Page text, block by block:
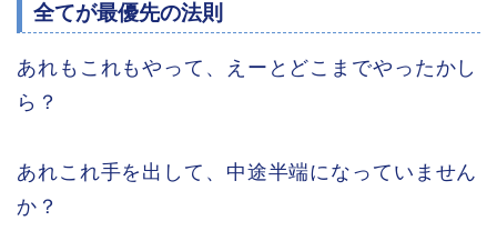
全てが最優先の法則
あれもこれもやって、えーとどこまでやったかし
ら？
あれこれ手を出して、中途半端になっていません
か？